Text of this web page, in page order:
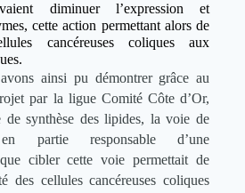
diminuer l’expression et
cette action permettant alors de
cancéreuses coliques aux
ainsi pu démontrer grâce au
par la ligue Comité Côte d’Or,
de synthèse des lipides, la voie de
partie responsable d’une
cibler cette voie permettait de
des cellules cancéreuses coliques